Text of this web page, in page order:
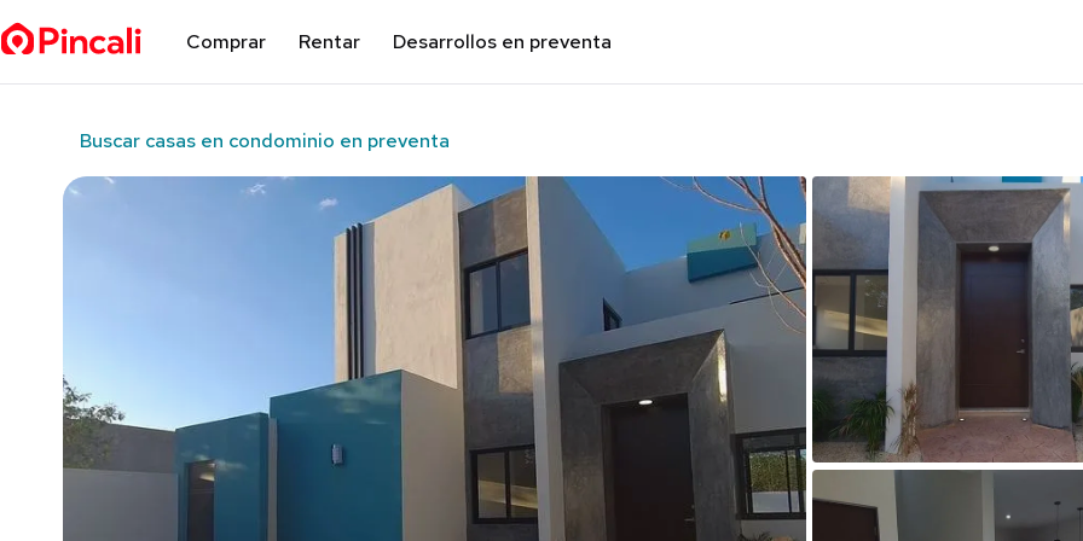
Comprar Rentar Desarrollos en preventa
Buscar casas en condominio en preventa